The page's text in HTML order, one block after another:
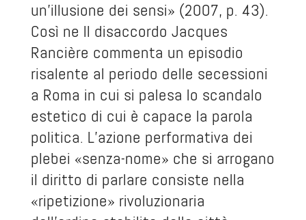
un’illusione dei sensi» (2007, p. 43).
Così ne Il disaccordo Jacques
Rancière commenta un episodio
risalente al periodo delle secessioni
a Roma in cui si palesa lo scandalo
estetico di cui è capace la parola
politica. L’azione performativa dei
plebei «senza-nome» che si arrogano
il diritto di parlare consiste nella
«ripetizione» rivoluzionaria